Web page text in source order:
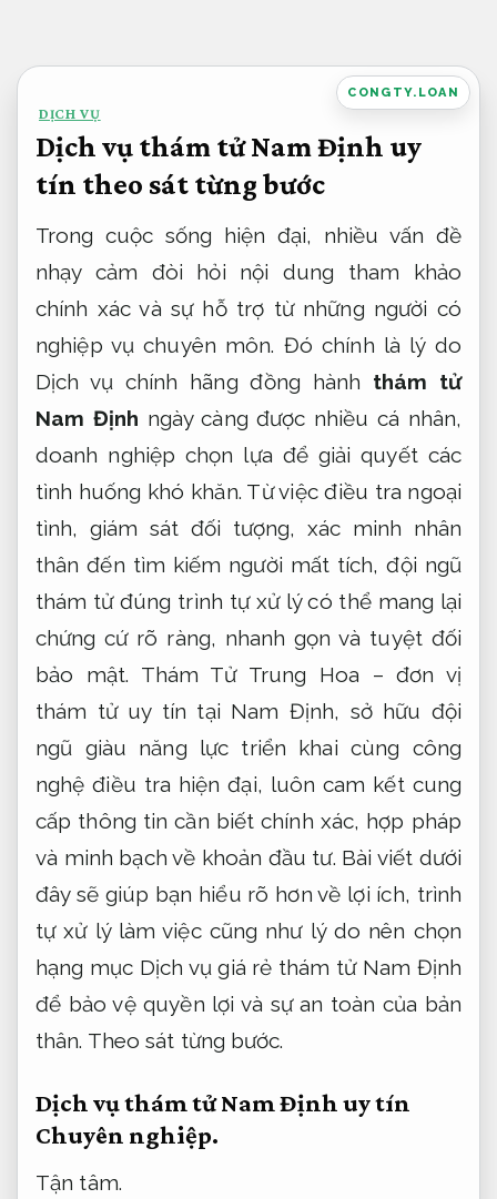
nội
dung
CONGTY.LOAN
DỊCH VỤ
Dịch vụ thám tử Nam Định uy
tín theo sát từng bước
Trong cuộc sống hiện đại, nhiều vấn đề
nhạy cảm đòi hỏi nội dung tham khảo
chính xác và sự hỗ trợ từ những người có
nghiệp vụ chuyên môn. Đó chính là lý do
Dịch vụ chính hãng đồng hành thám tử
Nam Định ngày càng được nhiều cá nhân,
doanh nghiệp chọn lựa để giải quyết các
tình huống khó khăn. Từ việc điều tra ngoại
tình, giám sát đối tượng, xác minh nhân
thân đến tìm kiếm người mất tích, đội ngũ
thám tử đúng trình tự xử lý có thể mang lại
chứng cứ rõ ràng, nhanh gọn và tuyệt đối
bảo mật. Thám Tử Trung Hoa – đơn vị
thám tử uy tín tại Nam Định, sở hữu đội
ngũ giàu năng lực triển khai cùng công
nghệ điều tra hiện đại, luôn cam kết cung
cấp thông tin cần biết chính xác, hợp pháp
và minh bạch về khoản đầu tư. Bài viết dưới
đây sẽ giúp bạn hiểu rõ hơn về lợi ích, trình
tự xử lý làm việc cũng như lý do nên chọn
hạng mục Dịch vụ giá rẻ thám tử Nam Định
để bảo vệ quyền lợi và sự an toàn của bản
thân. Theo sát từng bước.
Dịch vụ thám tử Nam Định uy tín
Chuyên nghiệp.
Tận tâm.